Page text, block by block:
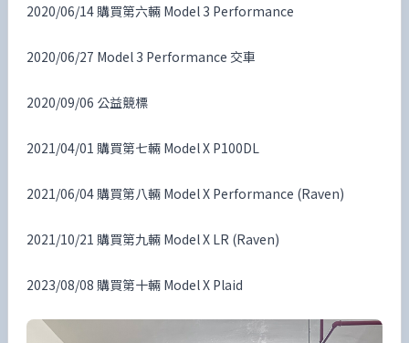
2020/06/14 購買第六輛 Model 3 Performance
2020/06/27 Model 3 Performance 交車
2020/09/06 公益競標
2021/04/01 購買第七輛 Model X P100DL
2021/06/04 購買第八輛 Model X Performance (Raven)
2021/10/21 購買第九輛 Model X LR (Raven)
2023/08/08 購買第十輛 Model X Plaid